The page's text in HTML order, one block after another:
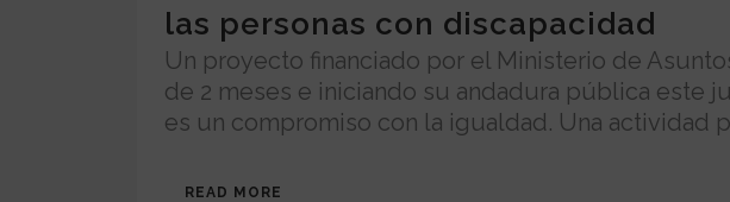
las personas con discapacidad
Un proyecto financiado por el Ministerio de
de 2 meses e iniciando su andadura pública este
es un compromiso con la igualdad. Una actividad
READ MORE